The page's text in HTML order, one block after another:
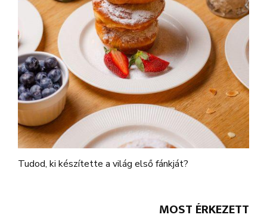
Tudod, ki készítette a világ első fánkját?
MOST ÉRKEZETT